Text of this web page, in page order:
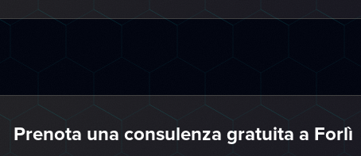
Prenota una consulenza gratuita a Forlì